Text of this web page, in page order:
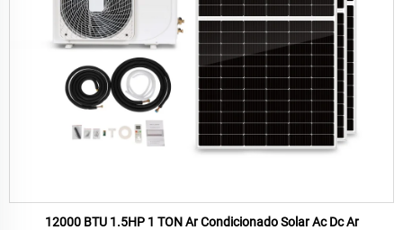
12000 BTU 1.5HP 1 TON Ar Condicionado Solar Ac Dc Ar